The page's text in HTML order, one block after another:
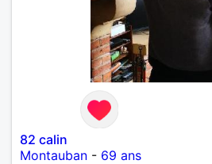
82 calin
Montauban - 69 ans